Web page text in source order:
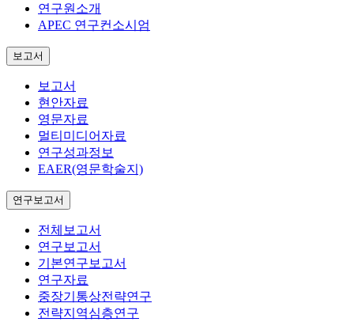
연구원소개
APEC 연구컨소시엄
보고서
보고서
현안자료
영문자료
멀티미디어자료
연구성과정보
EAER(영문학술지)
연구보고서
전체보고서
연구보고서
기본연구보고서
연구자료
중장기통상전략연구
전략지역심층연구